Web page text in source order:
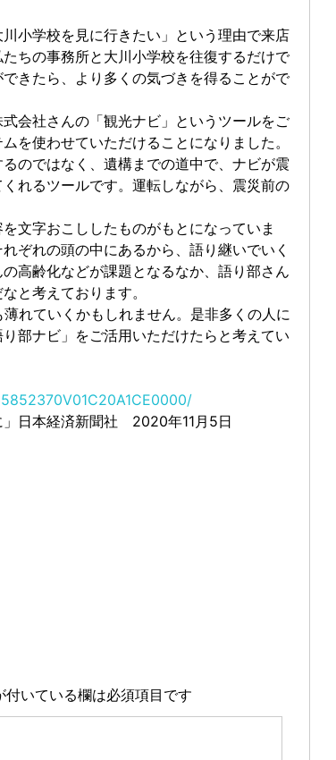
小学校を見に行きたい」という理由で来店
ちの事務所と大川小学校を往復するだけで
きたら、より多くの気づきを得ることがで
会社さんの「観光ナビ」というツールをご
を使わせていただけることになりました。
のではなく、遺構までの道中で、ナビが震
れるツールです。運転しながら、震災前の
文字おこししたものがもとになっていま
ぞれの頭の中にあるから、語り継いでいく
高齢化などが課題となるなか、語り部さん
と考えております。
れていくかもしれません。是非多くの人に
部ナビ」をご活用いただけたらと考えてい
」日本経済新聞社 2020年11月5日
付いている欄は必須項目です